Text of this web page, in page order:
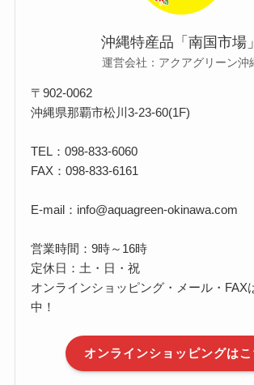
沖縄特産品「南国市場」
運営会社：アクアグリーン沖
〒902-0062
沖縄県那覇市松川3-23-60(1F)
TEL：098-833-6060
FAX：098-833-6161
E-mail：info@aquagreen-okinawa.com
営業時間：9時～16時
定休日：土・日・祝
オンラインショッピング・メール・FAX
中！
オンラインショッピングはこ